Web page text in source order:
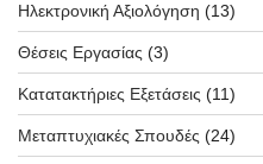
Ηλεκτρονική Αξιολόγηση (13)
Θέσεις Εργασίας (3)
Κατατακτήριες Εξετάσεις (11)
Μεταπτυχιακές Σπουδές (24)